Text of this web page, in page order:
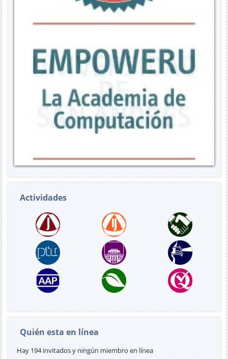
Actividades
Quién esta en línea
Hay 194 invitados y ningún miembro en línea